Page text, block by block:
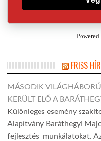
Powered
FRISS
MÁSODIK
KERÜLT ELŐ A
Különleges esemény
Alapítvány Baráthegyi
fejlesztési munkálatokat.